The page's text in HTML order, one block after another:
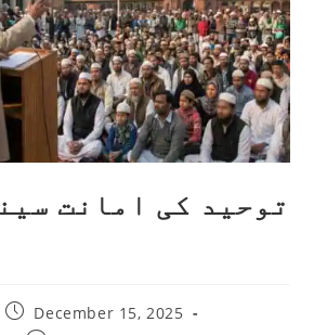
توحید کی امانت
PostDecember 15, 2025